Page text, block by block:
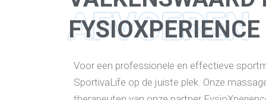
FYSIOXPERIENCE
AFVOEREN
Voor een professionele en effectieve
SportivaLife op de juiste plek. Onze